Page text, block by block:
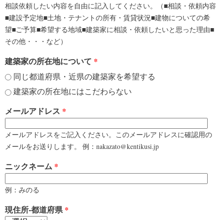
相談依頼したい内容を自由に記入してください。（■相談・依頼内容
■建設予定地■土地・テナントの所有・賃貸状況■建物についての希
望■ご予算■希望する地域■建築家に相談・依頼したいと思った理由■
その他・・・など）
建築家の所在地について *
同じ都道府県・近県の建築家を希望する
建築家の所在地にはこだわらない
メールアドレス *
メールアドレスをご記入ください。このメールアドレスに確認用の
メールをお送りします。 例：nakazato@kentikusi.jp
ニックネーム *
例：みのる
現住所-都道府県*